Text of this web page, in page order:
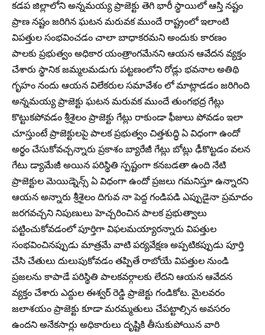
కడప జిల్లాలోని అన్నమయ్య ప్రాజెక్టు తెగి భారీ స్థాయిలో ఆస్తి నష్టం
ప్రాణ నష్టం జరిగిన ఘటన మరువక ముందే రాష్ట్రంలో ఇలాంటి
విపత్తుల సంభవించడం చాలా బాధాకరమని అందుకు కారణం
పాలకు ప్రభుత్వం అధికార యంత్రాంగమేనని ఆయన ఆవేదన వ్యక్తం
చేశారు స్థానిక జమ్మలమడుగు పట్టణంలోని రోడ్లు భవనాల అతిథి
గృహం నందు ఆయన విలేకరుల సమావేశం లో మాట్లాడడం జరిగింది
అన్నమయ్య ప్రాజెక్టు ఘటన మరువక ముందే తుంగభద్ర గేట్లు
కొట్టుకపోవడం శ్రీశైలం ప్రాజెక్టు గేట్లు రాకుండా ఫీజులు పోవడం ఇలా
చూస్తుంటే ప్రాజెక్టులపై పాలక ప్రభుత్వం చిత్తశుద్ధి ఏ విధంగా ఉందో
అర్థం చేసుకోవచ్చన్నారు ప్రకాశం బ్యారేజీ గేట్లు బోట్లు ఢీకొట్టడం వలన
గేటు డ్యామేజీ అయిన పరిస్థితి స్పష్టంగా కనబడతా ఉంది నేటి
ప్రాజెక్టుల మెయిడ్నెన్స్ ఏ విధంగా ఉందో ప్రజలు గమనిస్తూ ఉన్నారని
ఆయన అన్నారు శ్రీశైలం దిగువ నా పెద్ద గండిపడి ఎప్పుడైనా ప్రమాదం
జరగవచ్చని నిపుణులు హెచ్చరించిన పాలక ప్రభుత్వాలు
పట్టించుకోవడంలో పూర్తిగా విఫలమయ్యారన్నారు విపత్తుల
సంభవించినప్పుడు మాత్రమే వాటి పర్యవేక్షణ అప్పటికప్పుడు పూర్తి
చేసి చేతులు దులుపుకోవడం తప్పితే రాబోయే విపత్తుల నుండి
ప్రజలను కాపాడే పరిస్థితి పాలకవర్గాలకు లేదని ఆయన ఆవేదన
వ్యక్తం చేశారు ఎద్దుల ఈశ్వర్ రెడ్డి ప్రాజెక్టు గండికోట. మైలవరం
జలాశయం ప్రాజెక్టు కూడా మరమ్మతులు చేపట్టాల్సిన అవసరం
ఉందని అనేకసార్లు అధికారులు దృష్టికి తీసుకుపోయిన వారి